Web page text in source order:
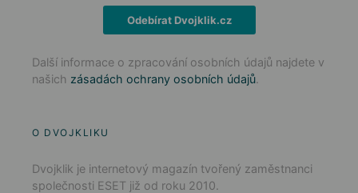
Odebírat Dvojklik.cz
Další informace o zpracování osobních údajů najdete v
našich zásadách ochrany osobních údajů.
O DVOJKLIKU
Dvojklik je internetový magazín tvořený zaměstnanci
společnosti ESET již od roku 2010.